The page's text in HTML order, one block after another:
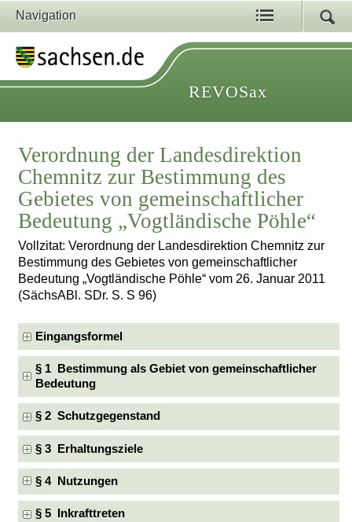
Navigation
REVOSax
Verordnung der Landesdirektion
Chemnitz zur Bestimmung des
Gebietes von gemeinschaftlicher
Bedeutung „Vogtländische Pöhle“
Vollzitat: Verordnung der Landesdirektion Chemnitz zur
Bestimmung des Gebietes von gemeinschaftlicher
Bedeutung „Vogtländische Pöhle“ vom 26. Januar 2011
(SächsABl. SDr. S. S 96)
Eingangsformel
§ 1 Bestimmung als Gebiet von gemeinschaftlicher
Bedeutung
§ 2 Schutzgegenstand
§ 3 Erhaltungsziele
§ 4 Nutzungen
§ 5 Inkrafttreten